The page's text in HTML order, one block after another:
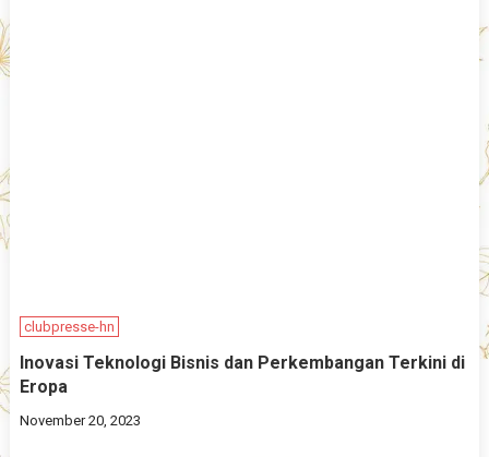
clubpresse-hn
Inovasi Teknologi Bisnis dan Perkembangan Terkini di
Eropa
November 20, 2023